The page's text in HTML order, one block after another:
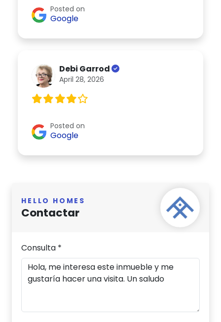
Posted on
Google
Debi Garrod
April 28, 2026
Posted on
Google
HELLO HOMES
Contactar
Consulta *